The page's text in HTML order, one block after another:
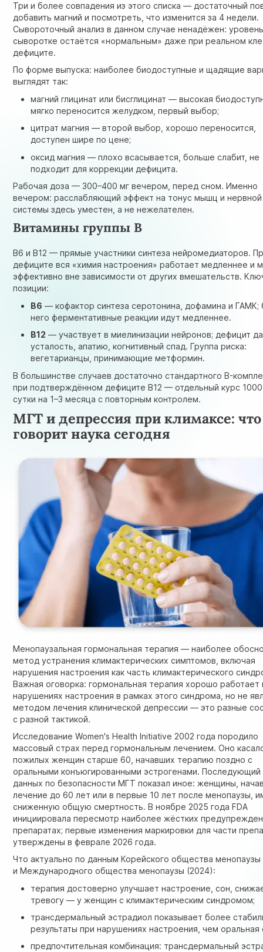
Три и более совпадения из этого списка — достаточный
добавить магний и посмотреть, что изменится за 4 недели.
Сывороточный анализ в данном случае ненадёжен:
сыворотке остаётся «нормальным» даже при реальном
дефиците.
По форме выпуска: наиболее биодоступные и щадящие
выглядят так:
магний глицинат или бисглицинат — высокая
мягко переносится желудком, первый выбор;
цитрат магния — второй выбор, хорошо переносится,
доступен шире по цене;
оксид магния — плохо всасывается, больше слабит, не
подходит для коррекции дефицита.
Рабочая доза — 300–400 мг вечером, перед сном. Именно
вечером: расслабляющий эффект на тонус мышц и нервной
системы здесь уместен, а не нежелателен.
Витамины группы B
B6 и B12 — прямые участники синтеза нейромедиаторов.
дефиците вся «химия настроения» работает медленнее и
эффективно вне зависимости от других вмешательств.
позиции:
B6 — кофактор синтеза серотонина, дофамина и ГАМК;
него ферментативные реакции идут медленнее.
B12 — участвует в миелинизации нейронов; дефицит
усталость, апатию, когнитивный спад. Группа риска:
вегетарианцы, принимающие метформин.
В большинстве случаев достаточно стандартного B-
при подтверждённом дефиците B12 — отдельный курс
сутки на 1–3 месяца с повторным контролем.
МГТ и депрессия при климаксе: что
говорит наука сегодня
Менопаузальная гормональная терапия — наиболее
метод устранения климактерических симптомов, включая
нарушения настроения как часть климактерического
Важная оговорка: гормональная терапия хорошо работает
нарушениях настроения в рамках этого синдрома, но не
методом лечения клинической депрессии — это разные
с разной тактикой.
Исследование Women's Health Initiative 2002 года породило
массовый страх перед гормональным лечением. Оно
пожилых женщин старше 60, начавших терапию поздно с
оральными конъюгированными эстрогенами. Последующий
данных по безопасности МГТ показал иное: женщины,
лечение до 60 лет или в первые 10 лет после менопаузы,
сниженную общую смертность. В ноябре 2025 года FDA
инициировала пересмотр наиболее жёстких
препаратах; первые изменения маркировки для части
утверждены в феврале 2026 года.
Что актуально по данным Корейского общества
и Международного общества менопаузы (2024):
терапия достоверно улучшает настроение, сон,
тревогу — у женщин с климактерическим синдромом;
трансдермальный эстрадиол показывает более
результаты при нарушениях настроения, чем
предпочтительная комбинация: трансдермальный